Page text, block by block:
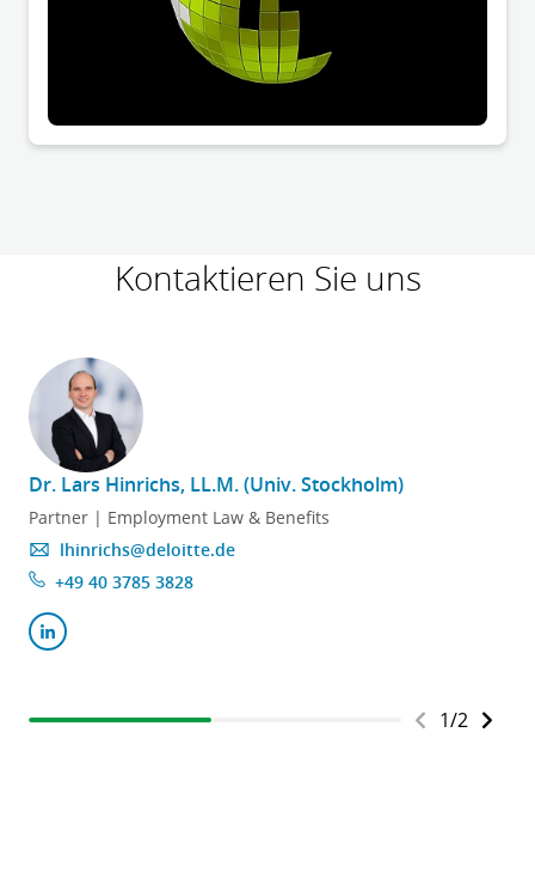
Kontaktieren Sie uns
Dr. Lars Hinrichs, LL.M. (Univ. Stockholm)
Partner | Employment Law & Benefits
lhinrichs@deloitte.de
+49 40 3785 3828
1/2